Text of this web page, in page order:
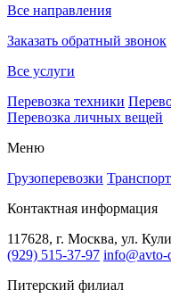
Все направления
Заказать обратный звонок
Все услуги
Перевозка техники
Перевозка личных вещей
Меню
Грузоперевозки
Контактная информация
117628, г. Москва, ул.
(929) 515-37-97 info@avto-
Питерский филиал